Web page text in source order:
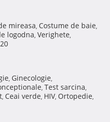
mireasa, Costume de baie,
logodna, Verighete,
, Ginecologie,
, Test sarcina,
, Ceai verde, HIV, Ortopedie,